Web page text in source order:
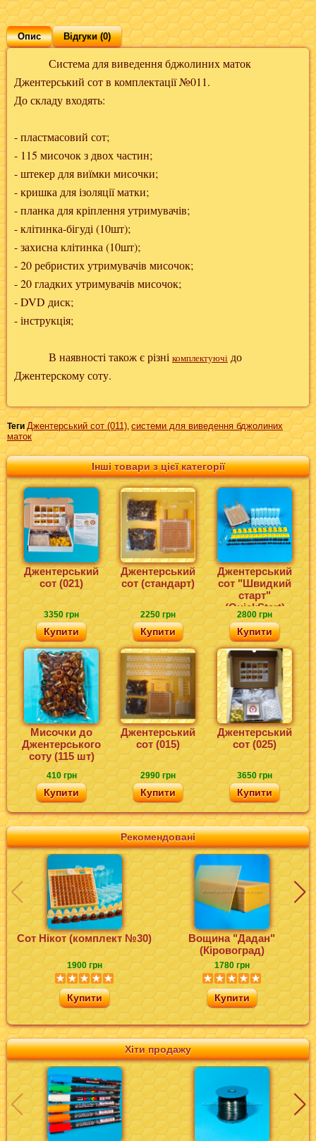
Хіти продажу
Рекомендовані
Сот Нікот (комплект №30)
1900 грн
Купити
Вощина "Дадан"
(Кіровоград)
1780 грн
Купити
Опис Відгуки (0)
Система для виведення бджолиних маток
Джентерський сот в комплектації №011.
До складу входять:
- пластмасовий сот;
- 115 мисочок з двох частин;
- штекер для виїмки мисочки;
- кришка для ізоляції матки;
- планка для кріплення утримувачів;
- клітинка-бігуді (10шт);
- захисна клітинка (10шт);
- 20 ребристих утримувачів мисочок;
- 20 гладких утримувачів мисочок;
- DVD диск;
- інструкція;
В наявності також є різні комплектуючі до
Джентерскому соту.
Теги Джентерський сот (011), системи для виведення бджолиних
маток
Інші товари з цієї категорії
Джентерський
сот (021)
3350 грн
Купити
Джентерський
сот (стандарт)
2250 грн
Купити
Джентерський
сот "Швидкий
старт"
(QuickStart)
2800 грн
Купити
Мисочки до
Джентерського
соту (115 шт)
410 грн
Купити
Джентерський
сот (015)
2990 грн
Купити
Джентерський
сот (025)
3650 грн
Купити